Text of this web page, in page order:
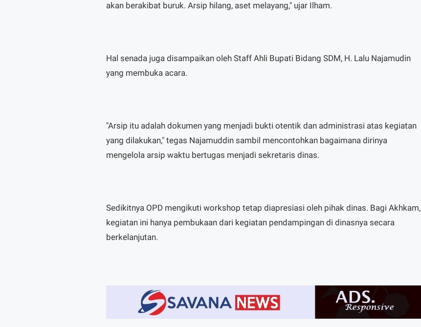
akan berakibat buruk. Arsip hilang, aset melayang," ujar Ilham.
Hal senada juga disampaikan oleh Staff Ahli Bupati Bidang SDM, H. Lalu Najamudin
yang membuka acara.
"Arsip itu adalah dokumen yang menjadi bukti otentik dan administrasi atas kegiatan
yang dilakukan," tegas Najamuddin sambil mencontohkan bagaimana dirinya
mengelola arsip waktu bertugas menjadi sekretaris dinas.
Sedikitnya OPD mengikuti workshop tetap diapresiasi oleh pihak dinas. Bagi Akhkam,
kegiatan ini hanya pembukaan dari kegiatan pendampingan di dinasnya secara
berkelanjutan.